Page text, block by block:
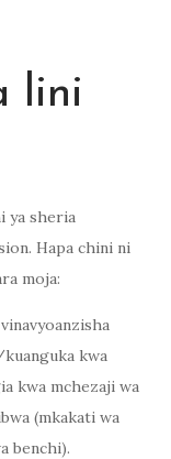
lini
ya sheria
Hapa chini ni
moja:
kwa
kwa mchezaji wa
(mkakati wa
benchi).